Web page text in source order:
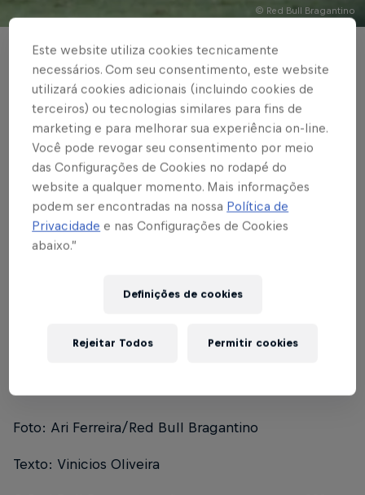
© Red Bull Bragantino
BRASILEIRÃO
No Rio de Janeiro,
Red Bull Bragantino
perde para o
Fluminense pelo
Brasileirão
Escrito por Vinicios Oliveira
Foto: Ari Ferreira/Red Bull Bragantino
Texto: Vinicios Oliveira
Este website utiliza cookies tecnicamente
necessários. Com seu consentimento, este website
utilizará cookies adicionais (incluindo cookies de
terceiros) ou tecnologias similares para fins de
marketing e para melhorar sua experiência on-line.
Você pode revogar seu consentimento por meio
das Configurações de Cookies no rodapé do
website a qualquer momento. Mais informações
podem ser encontradas na nossa Política de
Privacidade e nas Configurações de Cookies
abaixo.”
Definições de cookies
Rejeitar Todos Permitir cookies